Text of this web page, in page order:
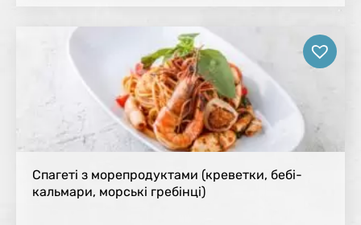
Спагеті з морепродуктами (креветки, бебі-
кальмари, морські гребінці)